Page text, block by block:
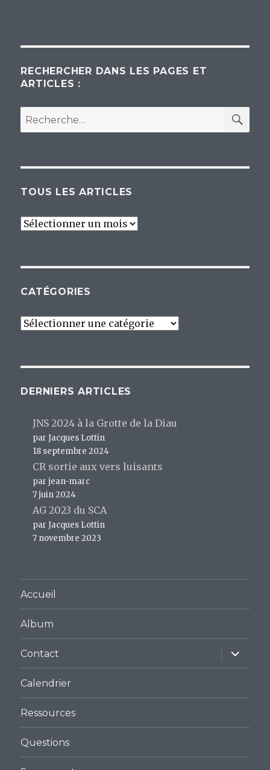
RECHERCHER DANS LES PAGES ET
ARTICLES :
Recherche
pour :
TOUS LES ARTICLES
Tous
CATÉGORIES
Catégories
DERNIERS ARTICLES
JNS 2024 à la Grotte de la Diau
par Jacques Lottin
18 septembre 2024
CR sortie aux vers luisants
par jean-marc
7 juin 2024
AG 2023 du SCA
par Jacques Lottin
7 novembre 2023
Accueil
Album
Contact
ouvrir
le
sous-
Calendrier
Ressources
Questions